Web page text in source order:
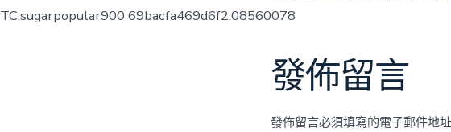
TC:sugarpopular900 69bacfa469d6f2.08560078
發佈留言
發佈留言必須填寫的電子郵件地